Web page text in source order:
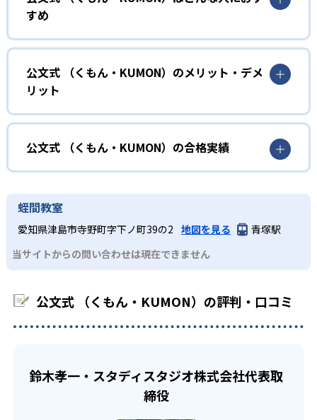
KUMONでは、年齢や学年にとらわれずに、一人ひとりの学
力に応じたレベルから学習を始めている。
確実に100点が取れるレベルから少しずつ難易度を上げてい
しさを経験できる。
KUMONの教材は、簡単な問題から高度な問題へと、スモー
ルステップで進んでいけるよう工夫されている。このスタ
イルは子どもの学習意欲をかき立てるため、教えてもらう
という受け身の姿勢ではなく、自ら進んで学ぶ姿勢を身に
つけられるだろう。
また、自学学習スタイルで学ぶ子どもたちは、自らの学習
課題に気がつくようになる。学年を超えた範囲も学習でき
03 フレキシブルな受講スタイル
KUMONでは、教室が開いている時間内であれば、何曜日に
い中高生にも通室しやすい。また、教室によっては自宅か
すめ
幼児
小学校に入る準備をしたい幼児向け
KUMONでは細かいステップに分かれた教材で、わかる楽し
さを経験しながら無理なく力を高めていける。
性格や学習への取り組み姿勢に合わせて内容も調整するた
め、小学校に入ってもつまずきにくい学力を身につけられ
るだろう。
中学に向けて苦手教科を克服したい子ども向け
KUMONでは経験豊富な先生が、子どものやる気を引き出せ
る。苦手な科目でも自分で解けた達成感を味わうことで、
少しずつ苦手意識を克服できるだろう。
中学生・高校生
部活や習い事と両立したい生徒向け
宿題の量や進め方に関しては、いつでも気軽に相談可能
公文式 （くもん・KUMON）のメリット・デメ
リット
どんなメリットがある？
KUMONでは自学自習スタイルで勉強するため、集中力や目
標に向かって頑張りやり抜く力を育むことができる。ま
た、年齢や学年にとらわれずに自分の学力に相応したレベ
ルから学習できるため、難しすぎてやる気を損ねたり、簡
単すぎて退屈することもない。
どんなデメリットがある？
KUMONでは、中高生のクラスでも数学・英語・国語の3教
科に限られるため、その他の教科に関しては他塾を検討す
公文式 （くもん・KUMON）の合格実績
KUMONは、公式サイトでは合格実績は公開していない。志
わせたい。
蛭間教室
愛知県津島市寺野町字下ノ町39の2 地図を見る
青塚駅
当サイトからの問い合わせは現在できません
公文式 （くもん・KUMON）の評判・口コミ
鈴木孝一・スタディスタジオ株式会社代表取
締役